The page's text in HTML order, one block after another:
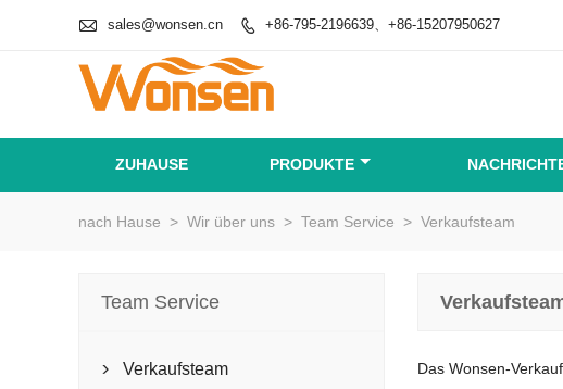
 sales@wonsen.cn  +86-795-2196639、+86-15207950627
ZUHAUSE PRODUKTE
nach Hause > Wir über uns > Team Service > Verkaufsteam
Das Wonsen-
Team Service
 Verkaufsteam